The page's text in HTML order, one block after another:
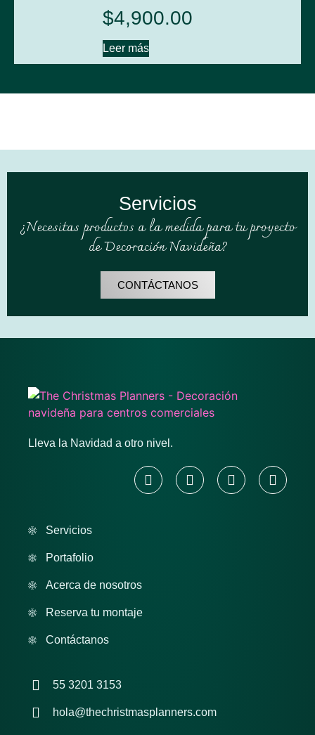
$4,900.00
Leer más
Servicios
¿Necesitas productos a la medida para tu proyecto
de Decoración Navideña?
CONTÁCTANOS
Lleva la Navidad a otro nivel.
Servicios
Portafolio
Acerca de nosotros
Reserva tu montaje
Contáctanos
55 3201 3153
hola@thechristmasplanners.com